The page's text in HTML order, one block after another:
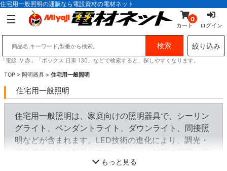
住宅用一般照明の通販なら電設資材の電材ネット
0
カート ログイン
絞り込み
「電線 IV 赤」「ボックス 日東 130」などで検索すると、探しやすくなります。
TOP > 照明器具 > 住宅用一般照明
住宅用一般照明
住宅用一般照明は、家庭向けの照明器具で、シーリン
グライト、ペンダントライト、ダウンライト、間接照
明などが含まれます。LED技術の進化により、調光・
調色機能付きの製品やスマートホーム対応の照明が増
え、快適な室内空間を演出できます。デザイン性と機
もっと見る